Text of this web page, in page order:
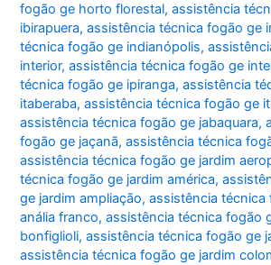
fogão ge horto florestal,assistência
ibirapuera,assistência técnica fogão ge
técnica fogão ge indianópolis,
interior,assistência técnica fogão ge
técnica fogão ge ipiranga,assistência
itaberaba,assistência técnica fogão ge
assistência técnica fogão ge jabaquara,
fogão ge jaçanã,assistência técnica
assistência técnica fogão ge jardim
técnica fogão ge jardim américa,
ge jardim ampliação,assistência técnica
anália franco,assistência técnica fogão
bonfiglioli,assistência técnica fogão ge
assistência técnica fogão ge jardim